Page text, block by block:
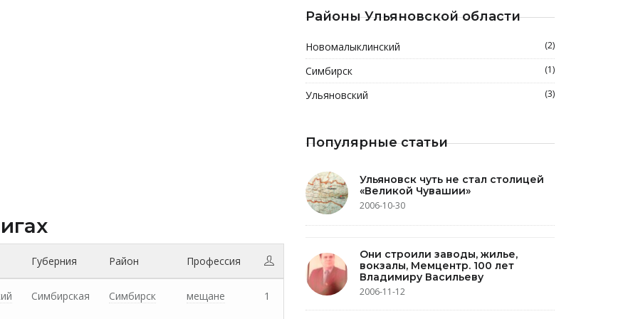
Губерния Район Профессия
Симбирская Симбирск мещане 1
Районы Ульяновской области
Новомалыклинский (2)
Симбирск (1)
Ульяновский (3)
Популярные статьи
Ульяновск чуть не стал столицей
«Великой Чувашии»
2006-10-30
Они строили заводы, жилье,
вокзалы, Мемцентр. 100 лет
Владимиру Васильеву
2006-11-12